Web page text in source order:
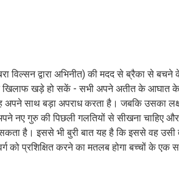
विल्सन द्वारा अभिनीत) की मदद से ब्रैका से
खिलाफ खड़े हो सकें - सभी अपने अतीत के आघात
अपने साथ बड़ा अपराध करता है। जबकि उसका
नए गुरु की पिछली गलतियों से सीखना चाहिए
है। इससे भी बुरी बात यह है कि इससे वह
को प्रशिक्षित करने का मतलब होगा बच्चों के